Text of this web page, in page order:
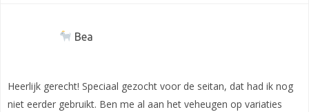
Bea
Heerlijk gerecht! Speciaal gezocht voor de seitan, dat had ik nog
niet eerder gebruikt. Ben me al aan het veheugen op variaties